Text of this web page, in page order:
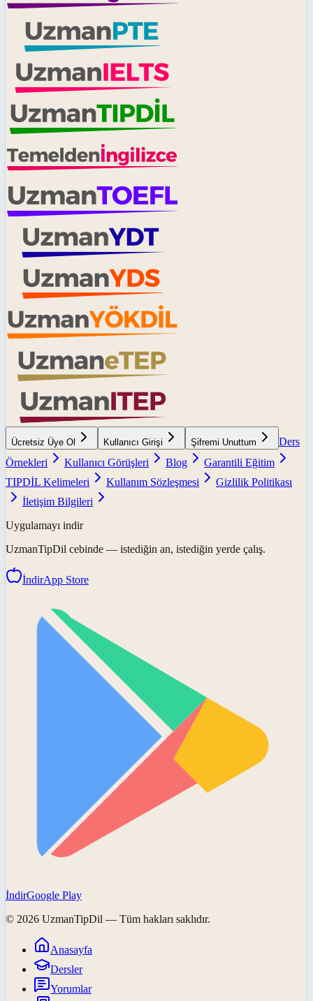
Ücretsiz Üye Ol Kullanıcı Girişi Şifremi Unuttum
Ders
Örnekleri
Kullanıcı Görüşleri Blog
Garantili Eğitim
TIPDİL Kelimeleri
Kullanım Sözleşmesi
Gizlilik Politikası
İletişim Bilgileri
Uygulamayı indir
UzmanTipDil cebinde — istediğin an, istediğin yerde çalış.
İndirApp Store
İndirGoogle Play
© 2026 UzmanTipDil — Tüm hakları saklıdır.
Anasayfa
Dersler
Yorumlar